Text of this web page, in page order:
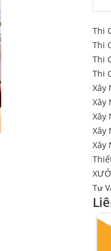
Thi
Thi
Thi
Thi
Xây
Xây
Xây
Xây
Xây
Tư